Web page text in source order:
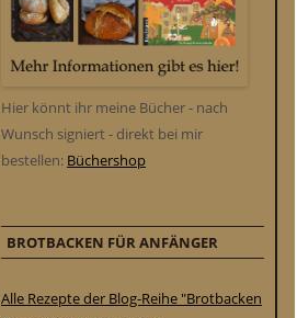
Hier könnt ihr meine Bücher - nach
Wunsch signiert - direkt bei mir
bestellen: Büchershop
BROTBACKEN FÜR ANFÄNGER
Alle Rezepte der Blog-Reihe "Brotbacken